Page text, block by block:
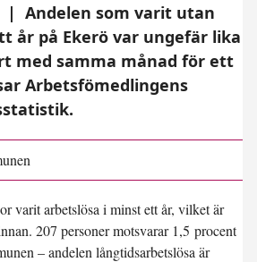
|
Andelen som varit utan
år på Ekerö var ungefär lika
med samma månad för ett
Arbetsfömedlingens
varit arbetslösa i minst ett år, vilket är
207 personer motsvarar 1,5 procent
– andelen långtidsarbetslösa är